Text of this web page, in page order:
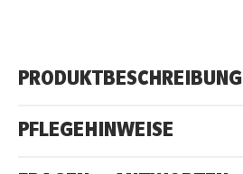
PRODUKTBESCHREIBUNG
PFLEGEHINWEISE